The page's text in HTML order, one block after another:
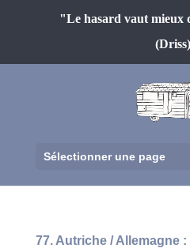
"Le hasard vaut mieux
(Driss)
Sélectionner une page
77. Autriche / Allemagne